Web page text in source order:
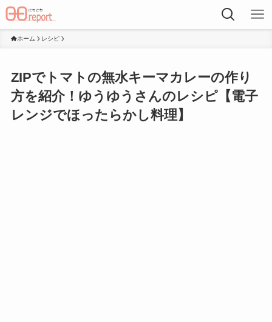
ホーム レシピ
ZIPでトマトの無水キーマカレーの作り
方を紹介！ゆうゆうさんのレシピ【電子
レンジでほったらかし料理】